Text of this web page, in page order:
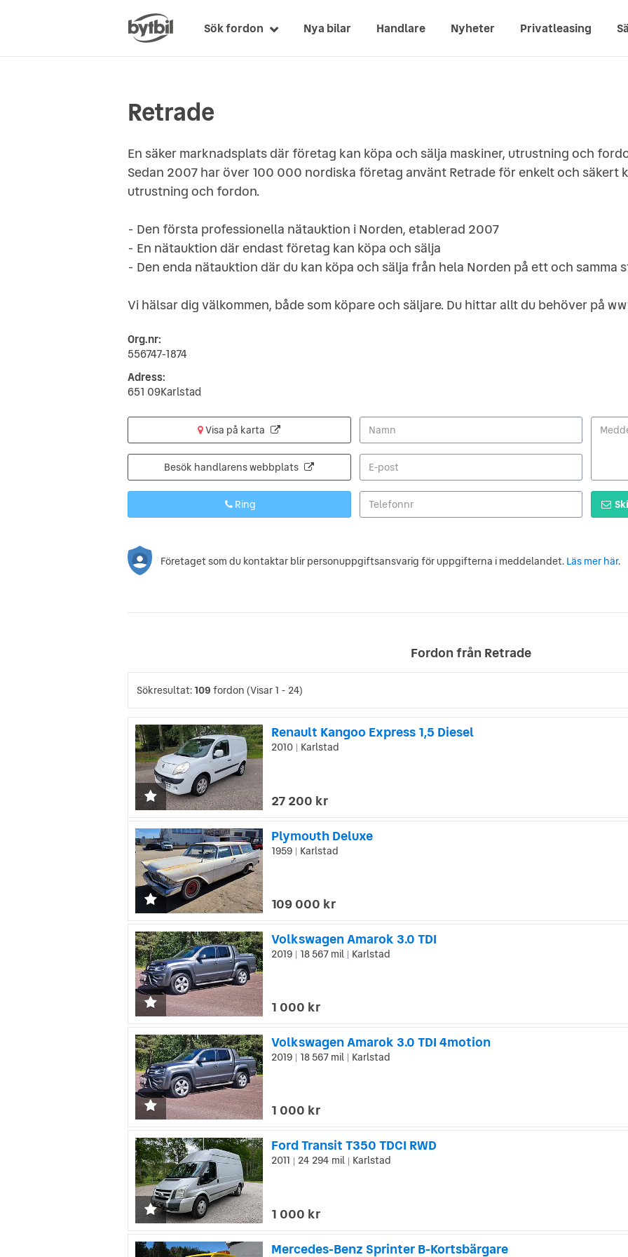
Sök fordon Nya bilar Handlare Nyheter Privatleasing
Retrade
En säker marknadsplats där företag kan köpa och sälja maskiner, utrustning och
Sedan 2007 har över 100 000 nordiska företag använt Retrade för enkelt och säkert
utrustning och fordon.
- Den första professionella nätauktion i Norden, etablerad 2007
- En nätauktion där endast företag kan köpa och sälja
- Den enda nätauktion där du kan köpa och sälja från hela Norden på ett och samma
Vi hälsar dig välkommen, både som köpare och säljare. Du hittar allt du behöver på
Org.nr:
556747-1874
Adress:
651 09Karlstad
Visa på karta
Besök handlarens webbplats
Ring
Företaget som du kontaktar blir personuppgiftsansvarig för uppgifterna i meddelandet. Läs mer här.
Fordon från Retrade
Sökresultat:109 fordon (Visar 1 - 24)
Renault Kangoo Express 1,5 Diesel
2010 Karlstad
27 200 kr
Plymouth Deluxe
1959 Karlstad
109 000 kr
Volkswagen Amarok 3.0 TDI
2019 18 567 mil Karlstad
1 000 kr
Volkswagen Amarok 3.0 TDI 4motion
2019 18 567 mil Karlstad
1 000 kr
Ford Transit T350 TDCI RWD
2011 24 294 mil Karlstad
1 000 kr
Mercedes-Benz Sprinter B-Kortsbärgare